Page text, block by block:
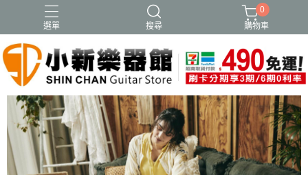
選單 搜尋
0
購物車